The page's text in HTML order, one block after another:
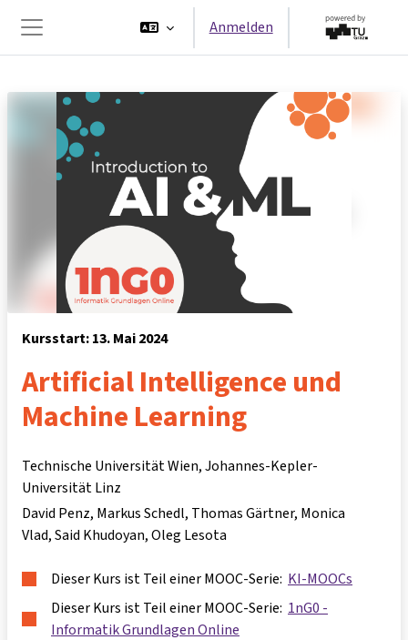
Website-Übersicht
Anmelden
Kursstart: 13. Mai 2024
Artificial Intelligence und
Machine Learning
Technische Universität Wien, Johannes-Kepler-
Universität Linz
David Penz Markus Schedl Thomas Gärtner Monica
Vlad Said Khudoyan Oleg Lesota
Dieser Kurs ist Teil einer MOOC-Serie: KI-MOOCs
Dieser Kurs ist Teil einer MOOC-Serie: 1nG0 -
Informatik Grundlagen Online